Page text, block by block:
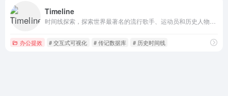
Timeline
办公提效 # 交互式可视化 # 传记数据库 # 历史时间线